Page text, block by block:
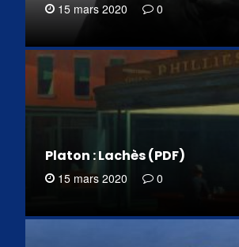
15 mars 2020 0
Platon : Lachès (PDF)
15 mars 2020 0